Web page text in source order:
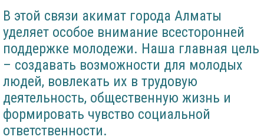
В этой связи акимат города Алматы
уделяет особое внимание всесторонней
поддержке молодежи. Наша главная цель
– создавать возможности для молодых
людей, вовлекать их в трудовую
деятельность, общественную жизнь и
формировать чувство социальной
ответственности.